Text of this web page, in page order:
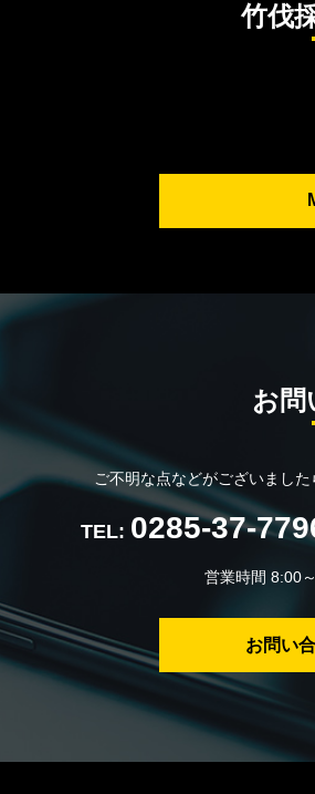
竹伐
お問
ご不明な点などがございました
TEL: 0285-37-
営業時間 8:00
お問い